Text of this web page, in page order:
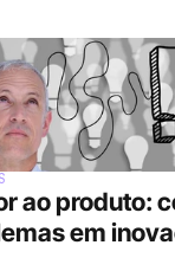
ao produto:
em